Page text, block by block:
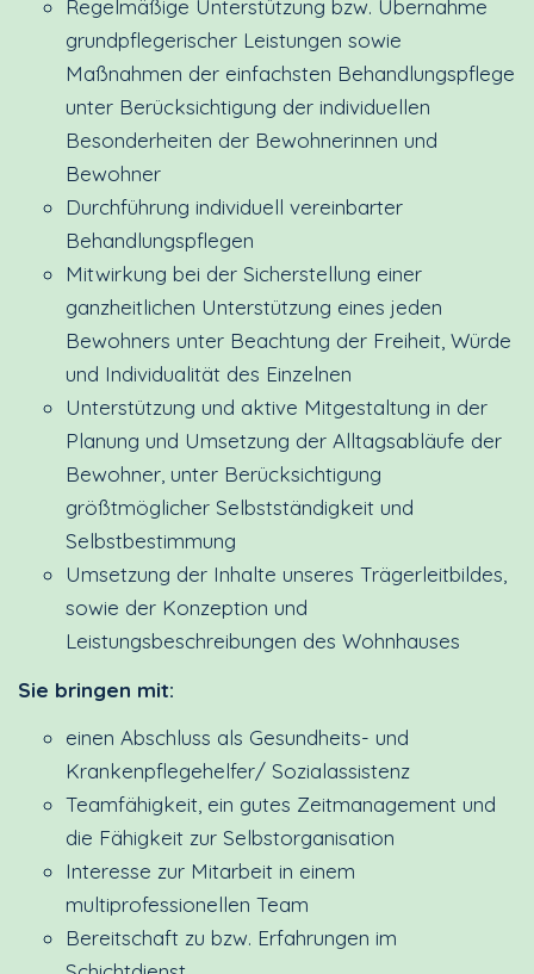
Regelmäßige Unterstützung bzw. Übernahme
grundpflegerischer Leistungen sowie
Maßnahmen der einfachsten Behandlungspflege
unter Berücksichtigung der individuellen
Besonderheiten der Bewohnerinnen und
Bewohner
Durchführung individuell vereinbarter
Behandlungspflegen
Mitwirkung bei der Sicherstellung einer
ganzheitlichen Unterstützung eines jeden
Bewohners unter Beachtung der Freiheit, Würde
und Individualität des Einzelnen
Unterstützung und aktive Mitgestaltung in der
Planung und Umsetzung der Alltagsabläufe der
Bewohner, unter Berücksichtigung
größtmöglicher Selbstständigkeit und
Selbstbestimmung
Umsetzung der Inhalte unseres Trägerleitbildes,
sowie der Konzeption und
Leistungsbeschreibungen des Wohnhauses
Sie bringen mit:
einen Abschluss als Gesundheits- und
Krankenpflegehelfer/ Sozialassistenz
Teamfähigkeit, ein gutes Zeitmanagement und
die Fähigkeit zur Selbstorganisation
Interesse zur Mitarbeit in einem
multiprofessionellen Team
Bereitschaft zu bzw. Erfahrungen im